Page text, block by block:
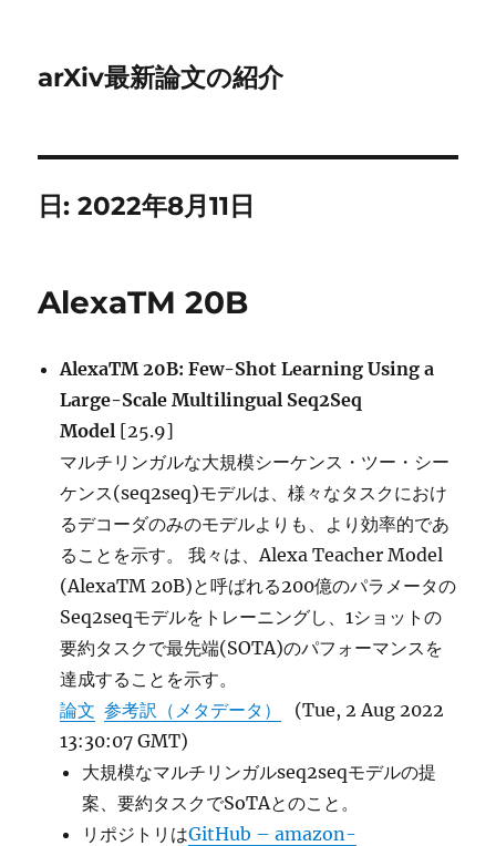
arXiv最新論文の紹介
日:2022年8月11日
AlexaTM 20B
AlexaTM 20B: Few-Shot Learning Using a
Large-Scale Multilingual Seq2Seq
Model [25.9]
マルチリンガルな大規模シーケンス・ツー・シー
ケンス(seq2seq)モデルは、様々なタスクにおけ
るデコーダのみのモデルよりも、より効率的であ
ることを示す。 我々は、Alexa Teacher Model
(AlexaTM 20B)と呼ばれる200億のパラメータの
Seq2seqモデルをトレーニングし、1ショットの
要約タスクで最先端(SOTA)のパフォーマンスを
達成することを示す。
論文 参考訳（メタデータ）
(Tue, 2 Aug 2022
13:30:07 GMT)
大規模なマルチリンガルseq2seqモデルの提
案、要約タスクでSoTAとのこと。
リポジトリはGitHub – amazon-